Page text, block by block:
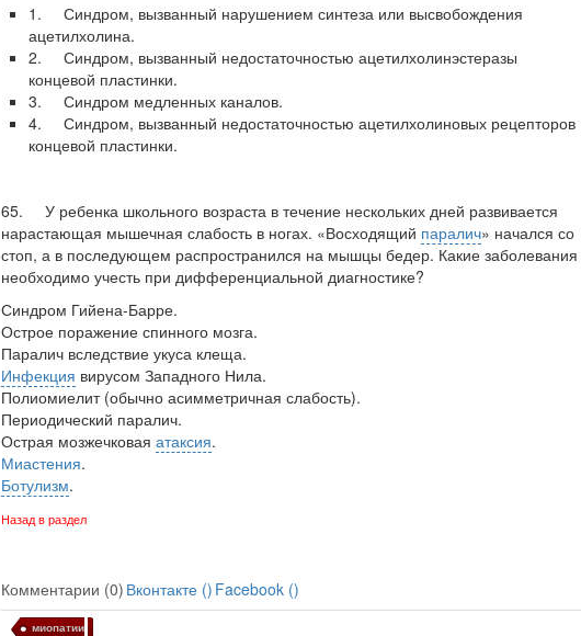
1. Синдром, вызванный нарушением синтеза или высвобождения
ацетилхолина.
2. Синдром, вызванный недостаточностью ацетилхолинэстеразы
концевой пластинки.
3. Синдром медленных каналов.
4. Синдром, вызванный недостаточностью ацетилхолиновых рецепторов
концевой пластинки.
65. У ребенка школьного возраста в течение нескольких дней развивается
нарастающая мышечная слабость в ногах. «Восходящий паралич» начался со
стоп, а в последующем распространился на мышцы бедер. Какие заболевания
необходимо учесть при дифференциальной диагностике?
Синдром Гийена-Барре.
Острое поражение спинного мозга.
Паралич вследствие укуса клеща.
Инфекция вирусом Западного Нила.
Полиомиелит (обычно асимметричная слабость).
Периодический паралич.
Острая мозжечковая атаксия.
Миастения.
Ботулизм.
Назад в раздел
Комментарии (0) Вконтакте () Facebook ()
миопатии